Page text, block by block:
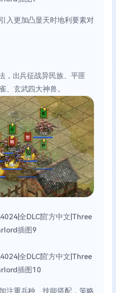
入更加凸显天时地利要素对
，出兵征战异民族、平匪
、玄武四大神兽。
注重兵种、技能搭配，策略